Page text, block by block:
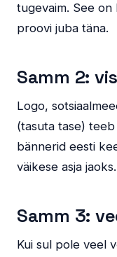
tugevaim. See
proovi juba täna.
Samm 2:
Logo,
(tasuta tase)
bännerid eesti
väikese asja jaoks.
Samm 3:
Kui sul pole veel